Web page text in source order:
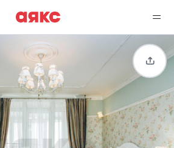
Сравнение
0 объявлений